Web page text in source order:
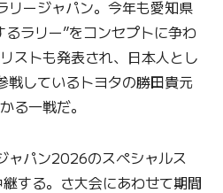
ージャパン。今年も愛知県
ラリー”をコンセプトに争わ
ストも発表され、日本人とし
戦しているトヨタの勝田貴元
る一戦だ。
ャパン2026のスペシャルス
する。さ大会にあわせて期間